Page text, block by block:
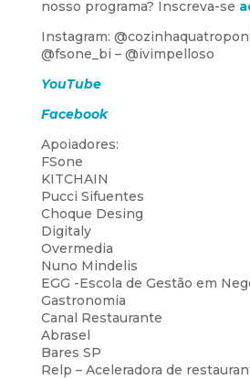
nosso programa? Inscreva-se
Instagram:
@fsone_bi – @ivimpelloso
YouTube
Facebook
Apoiadores:
FSone
KITCHAIN
Pucci Sifuentes
Choque Desing
Digitaly
Overmedia
Nuno Mindelis
EGG -Escola de Gestão em
Gastronomia
Canal Restaurante
Abrasel
Bares SP
Relp – Aceleradora de